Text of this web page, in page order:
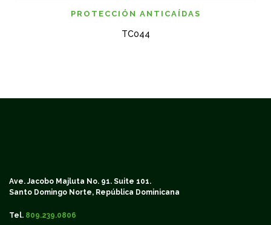
PROTECCIÓN ANTICAÍ­DAS
TC044
Ave. Jacobo Majluta No. 91. Suite 101.
Santo Domingo Norte, República Dominicana
Tel. 809.239.0806